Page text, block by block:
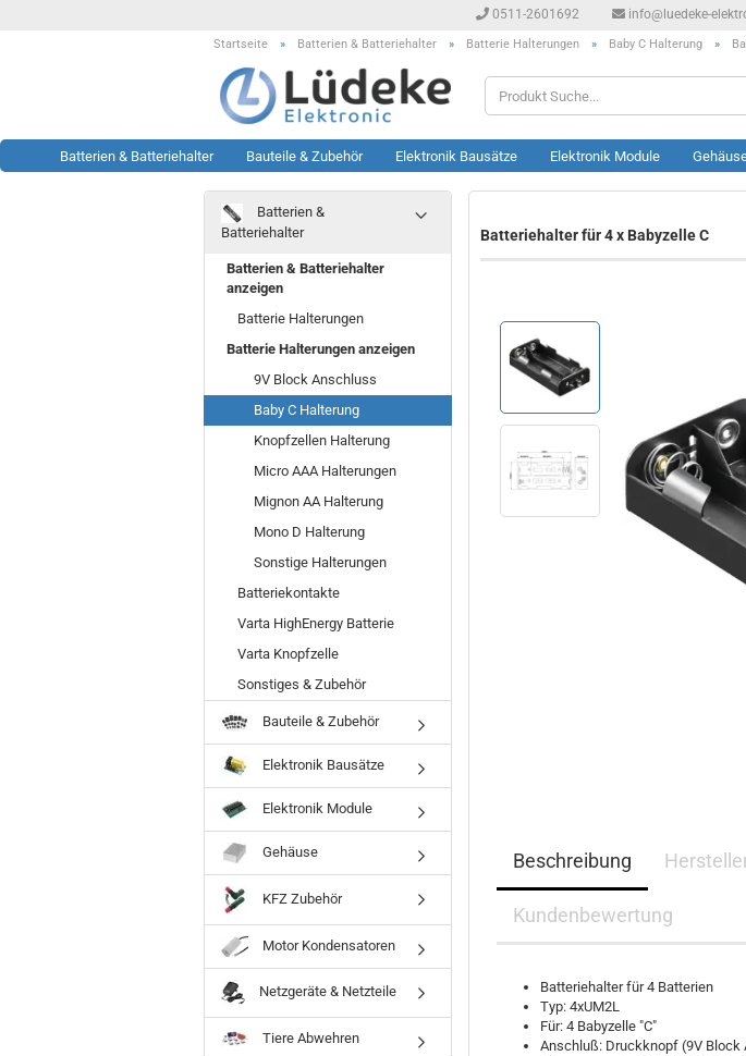
0511-2601692 info@luedeke-
Startseite » Batterien & Batteriehalter » Batterie Halterungen » Baby C Halterung »
Batterien & Batteriehalter Bauteile & Zubehör Elektronik Bausätze Elektronik Module
Rest- & Sonderposten
Sonderposten Bausätze
Sonderposten LED Technik
Sonderposten Module
Sonderposten Sonstiges
Sonderposten Werkzeug
Batteriehalter für 4 x Babyzelle C
Beschreibung
Kundenbewertung
Batteriehalter für 4 Batterien
Typ: 4xUM2L
Für: 4 Babyzelle "C"
Anschluß: Druckknopf (9V Block
Batterien &
Batteriehalter
Batterien & Batteriehalter
anzeigen
Batterie Halterungen
Batterie Halterungen anzeigen
9V Block Anschluss
Baby C Halterung
Knopfzellen Halterung
Micro AAA Halterungen
Mignon AA Halterung
Mono D Halterung
Sonstige Halterungen
Batteriekontakte
Varta HighEnergy Batterie
Varta Knopfzelle
Sonstiges & Zubehör
Bauteile & Zubehör
Elektronik Bausätze
Elektronik Module
Gehäuse
KFZ Zubehör
Motor Kondensatoren
Netzgeräte & Netzteile
Tiere Abwehren